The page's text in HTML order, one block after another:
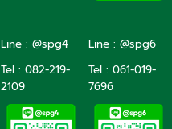
Line : @spg4
Tel : 082-219-
2109
Line : @spg6
Tel : 061-019-
7696